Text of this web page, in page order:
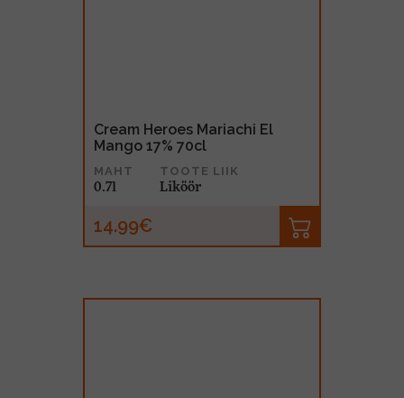
Cream Heroes Mariachi El
Mango 17% 70cl
MAHT
0.7l
TOOTE LIIK
Liköör
14.99€